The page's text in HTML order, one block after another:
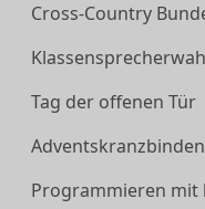
Cross-Country
Tag der offenen Tür
Adventskranzbinden
Programmieren mit